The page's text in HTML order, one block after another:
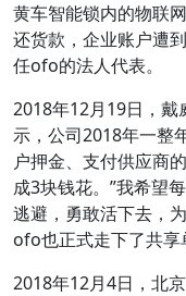
黄车智能锁内的物联
还货款，企业账户遭
任ofo的法人代表。
2018年12月19日，
示，公司2018年一整
户押金、支付供应商
成3块钱花。”我希望
逃避，勇敢活下去，
ofo也正式走下了共享
2018年12月4日，北